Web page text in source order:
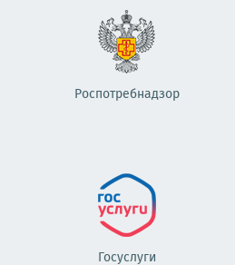
Роспотребнадзор
Госуслуги